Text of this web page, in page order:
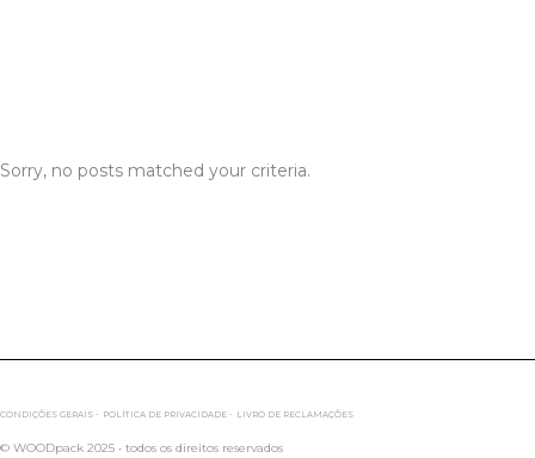
Sorry, no posts matched your criteria.
CONDIÇÕES GERAIS • POLÍTICA DE PRIVACIDADE • LIVRO DE RECLAMAÇÕES
© WOODpack 2025 • todos os direitos reservados